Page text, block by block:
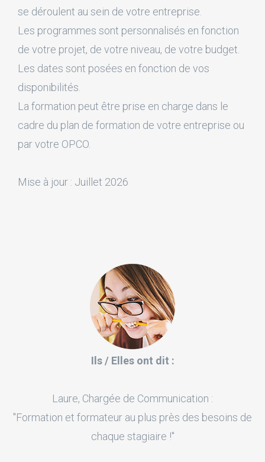
se déroulent au sein de votre entreprise.
Les programmes sont personnalisés en fonction
de votre projet, de votre niveau, de votre budget.
Les dates sont posées en fonction de vos
disponibilités.
La formation peut être prise en charge dans le
cadre du plan de formation de votre entreprise ou
par votre OPCO.
Mise à jour : Juillet 2026
Ils / Elles ont dit :
Laure, Chargée de Communication :
"Formation et formateur au plus près des besoins de
chaque stagiaire !"